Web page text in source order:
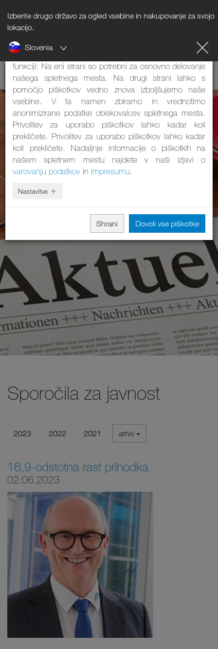
Izberite drugo državo za ogled vsebine in nakupovanje za svojo
lokacijo.
Slovenia
Sporočila za javnost
2023 2022 2021 arhiv
16,9-odstotna rast prihodka
02.06.2023
Napotki o piškotkih
Naše spletno mesto uporablja piškotke. Ti imajo dve
funkciji: Na eni strani so potrebni za osnovno delovanje
našega spletnega mesta. Na drugi strani lahko s
pomočjo piškotkov vedno znova izboljšujemo naše
vsebine. V ta namen zbiramo in vrednotimo
anonimizirane podatke obiskovalcev spletnega mesta.
Privolitev za uporabo piškotkov lahko kadar koli
prekličete. Privolitev za uporabo piškotkov lahko kadar
koli prekličete. Nadaljnje informacije o piškotkih na
našem spletnem mestu najdete v naši izjavi o
varovanju podatkov in impresumu.
Nastavitve
Shrani Dovoli vse piškotke